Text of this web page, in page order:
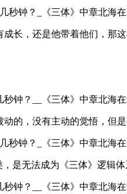
长，还是他带着他们，那这
的，没有主动的觉悟，但
是无法成为《三体》逻辑体